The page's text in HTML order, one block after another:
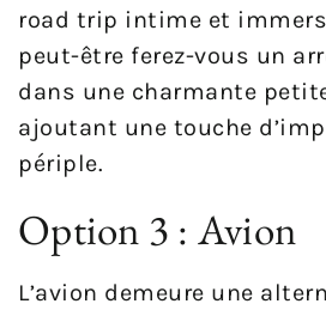
road trip intime et
peut-être ferez-vous un
dans une charmante
ajoutant une touche
périple.
Option 3 : Avion
L’avion demeure une